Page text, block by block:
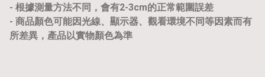
- 根據測量方法不同，會有2-3cm的正常範圍誤差
- 商品顏色可能因光線、顯示器、觀看環境不同等因素而有
所差異，產品以實物顏色為準